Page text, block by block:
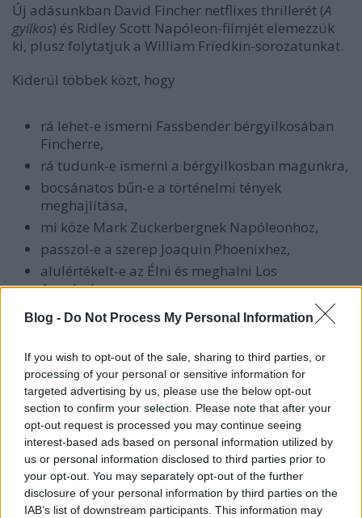
Blog - Do Not Process My Personal Information
If you wish to opt-out of the sale, sharing to third parties, or
processing of your personal or sensitive information for
targeted advertising by us, please use the below opt-out
section to confirm your selection. Please note that after your
opt-out request is processed you may continue seeing
interest-based ads based on personal information utilized by
us or personal information disclosed to third parties prior to
your opt-out. You may separately opt-out of the further
disclosure of your personal information by third parties on the
IAB’s list of downstream participants. This information may
Új adásunkban David Fincher netflixes thrillerét (A
gyilkos) és Ridley Scott Napóleon-filmjét elemezzük
ki, plusz folytatjuk a William Friedkin-sorozatunkat.
Kiderül többek közt, hogy
rá lehet-e ismerni Fassbender bérgyilkosában
Fincherre,
rá tudunk-e ismerni a bérgyilkosban magunkra,
bocsánatos bűn-e a történelmi tények
meghajlítása,
mi köze Mark Zuckerbergnek Napóleonhoz,
passzol-e a szerep Joaquin Phoenixhez,
alulértékelt-e az Élni és meghalni Los
Angelesben,
és melyek a kedvenc bérgyilkosfilmjeink?
Menetrend:
1:20 - A gyilkos (spoilerekkel)
49:05 - Napóleon
1:29:25 - Friedkin-sorozat: Élni és meghalni Los
Angelesben
2:09:15 - Ajánljuk még